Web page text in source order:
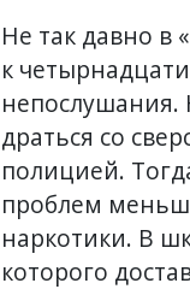
Не так давно в
к
непослушания.
драться со
полицией.
проблем
наркотики. В
которого